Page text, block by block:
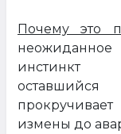
Почему это
инстинкт
измены до